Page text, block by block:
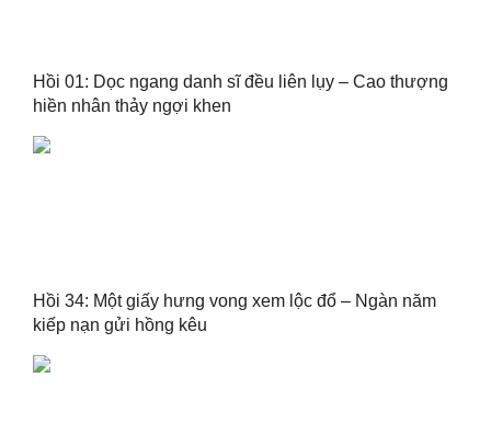
Hồi 01: Dọc ngang danh sĩ đều liên lụy – Cao thượng
hiền nhân thảy ngợi khen
Hồi 34: Một giấy hưng vong xem lộc đổ – Ngàn năm
kiếp nạn gửi hồng kêu